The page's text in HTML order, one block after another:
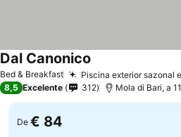
Bed & Breakfast Piscina exterior sazonal
Dal Canonico
8,5 Excelente 312 Mola di Bari, a
De € 84